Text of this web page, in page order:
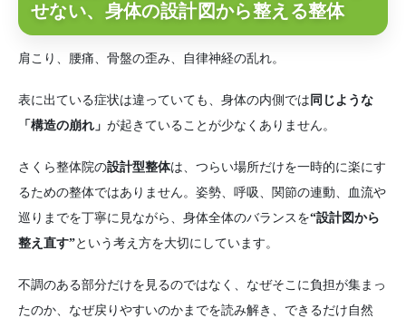
せない、身体の設計図から整える整体
肩こり、腰痛、骨盤の歪み、自律神経の乱れ。
表に出ている症状は違っていても、身体の内側では 同じような
「構造の崩れ」 が起きていることが少なくありません。
さくら整体院の設計型整体は、つらい場所だけを一時的に楽にす
るための整体ではありません。姿勢、呼吸、関節の連動、血流や
巡りまでを丁寧に見ながら、身体全体のバランスを“設計図から
整え直す”という考え方を大切にしています。
不調のある部分だけを見るのではなく、なぜそこに負担が集まっ
たのか、なぜ戻りやすいのかまでを読み解き、できるだけ自然